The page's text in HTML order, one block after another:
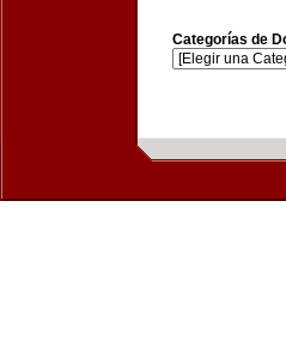
Categorías de